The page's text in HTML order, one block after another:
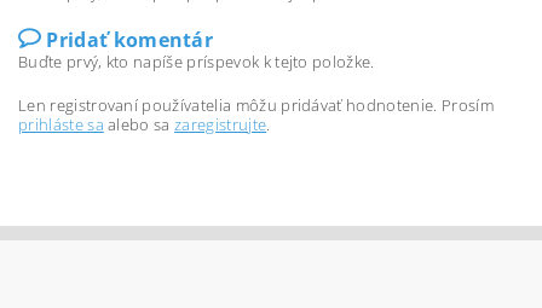
Pridať komentár
Buďte prvý, kto napíše príspevok k tejto položke.
Len registrovaní používatelia môžu pridávať hodnotenie. Prosím
prihláste sa alebo sazaregistrujte.